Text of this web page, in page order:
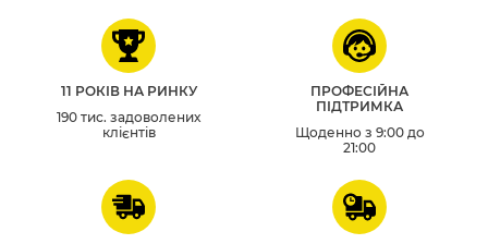
11 РОКІВ НА РИНКУ
190 тис. задоволених
клієнтів
ПРОФЕСІЙНА
ПІДТРИМКА
Щоденно з 9:00 до
21:00